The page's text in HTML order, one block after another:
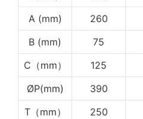
A (mm)
260
B (mm)
75
C（mm）
125
ØP(mm)
390
T（mm）
250